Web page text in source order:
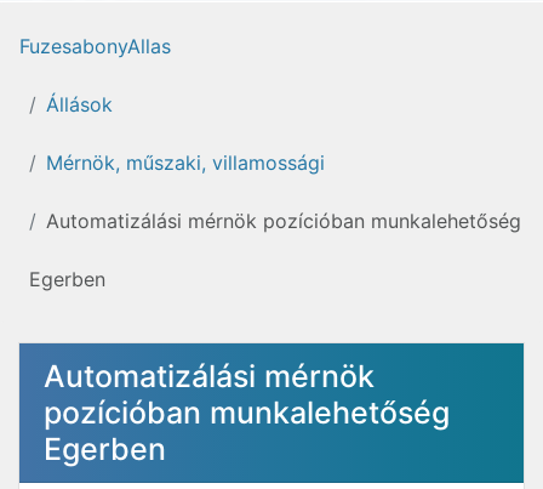
FuzesabonyAllas
Állások
Mérnök, műszaki, villamossági
Automatizálási mérnök pozícióban munkalehetőség
Egerben
Automatizálási mérnök
pozícióban munkalehetőség
Egerben